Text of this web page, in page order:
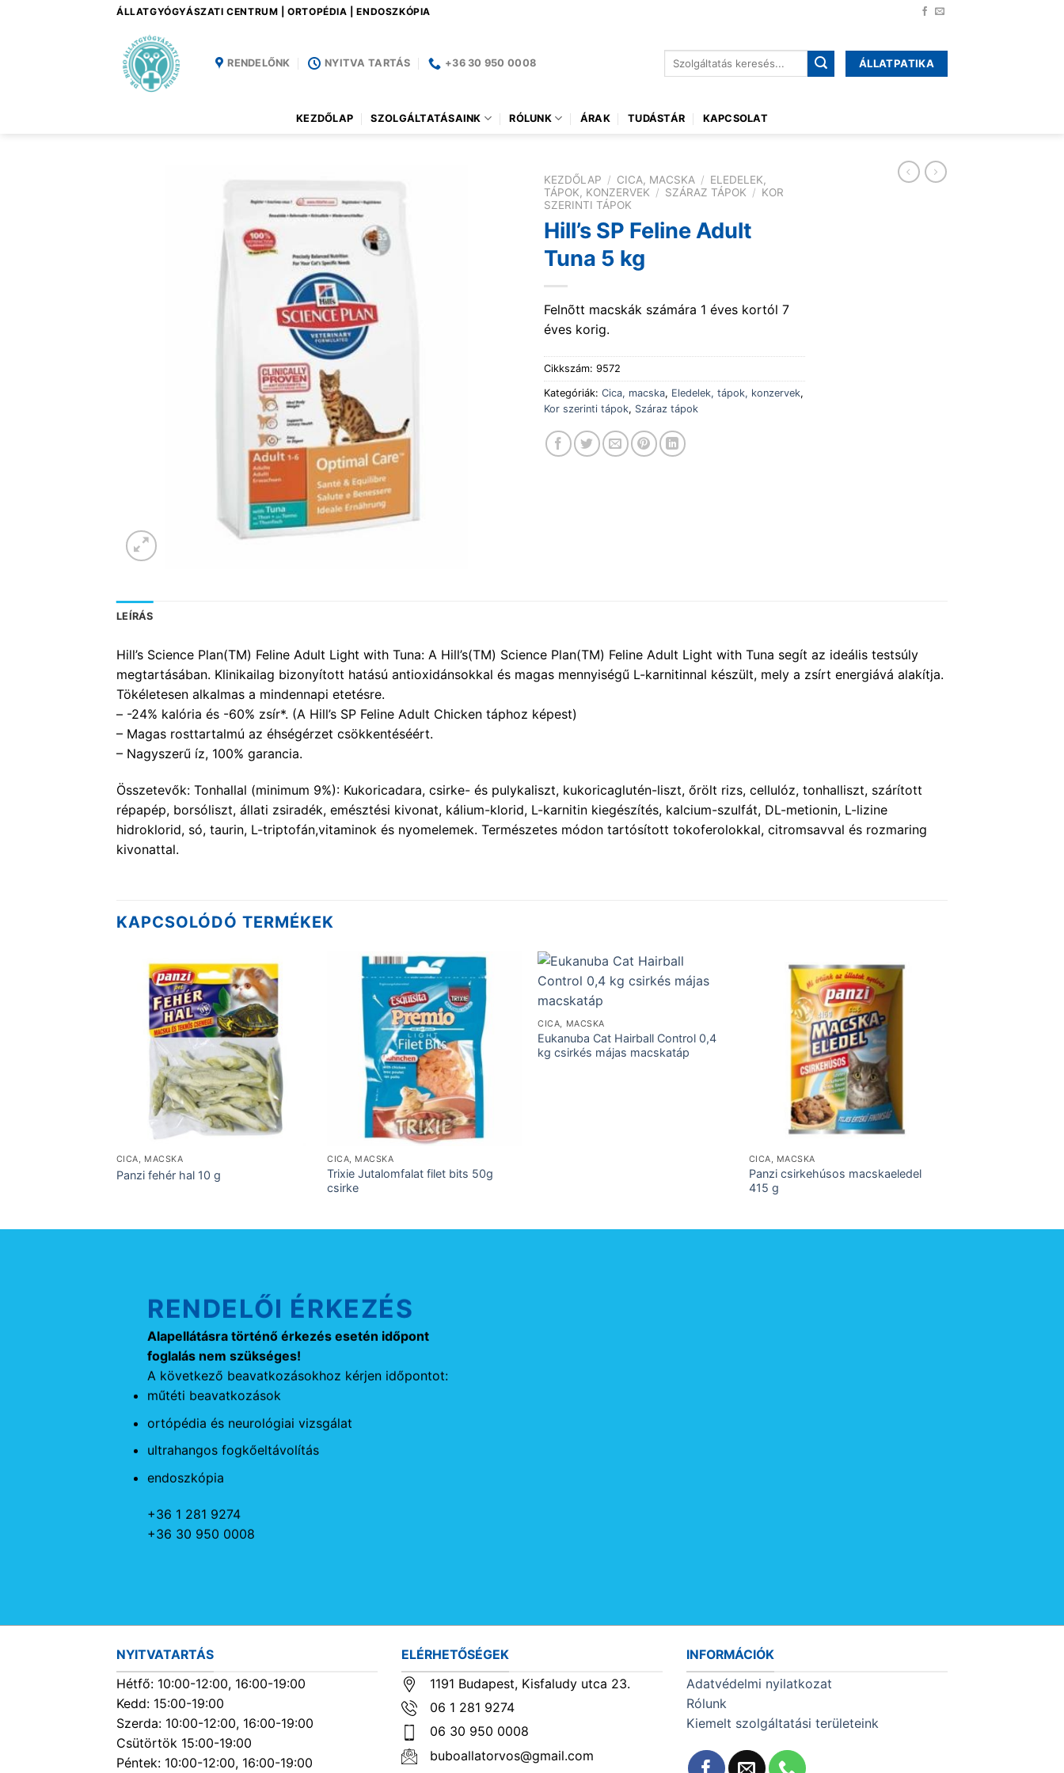
ÁLLATGYÓGYÁSZATI CENTRUM | ORTOPÉDIA | ENDOSZKÓPIA
RENDELŐNK NYITVA TARTÁS +36 30 950 0008
Keresés
ÁLLATPATIKA
KEZDŐLAP SZOLGÁLTATÁSAINK RÓLUNK ÁRAK TUDÁSTÁR KAPCSOLAT
KEZDŐLAP / CICA, MACSKA / ELEDELEK,
TÁPOK, KONZERVEK / SZÁRAZ TÁPOK / KOR
SZERINTI TÁPOK
Hill’s SP Feline Adult
Tuna 5 kg
Felnõtt macskák számára 1 éves kortól 7
éves korig.
Cikkszám: 9572
Kategóriák: Cica, macska, Eledelek, tápok, konzervek,
Kor szerinti tápok, Száraz tápok
LEÍRÁS
Hill’s Science Plan(TM) Feline Adult Light with Tuna: A Hill’s(TM) Science Plan(TM) Feline Adult Light with Tuna segít az ideális testsúly
megtartásában. Klinikailag bizonyított hatású antioxidánsokkal és magas mennyiségű L-karnitinnal készült, mely a zsírt energiává alakítja.
Tökéletesen alkalmas a mindennapi etetésre.
– -24% kalória és -60% zsír*. (A Hill’s SP Feline Adult Chicken táphoz képest)
– Magas rosttartalmú az éhségérzet csökkentéséért.
– Nagyszerű íz, 100% garancia.
Összetevők: Tonhallal (minimum 9%): Kukoricadara, csirke- és pulykaliszt, kukoricaglutén-liszt, őrölt rizs, cellulóz, tonhalliszt, szárított
répapép, borsóliszt, állati zsiradék, emésztési kivonat, kálium-klorid, L-karnitin kiegészítés, kalcium-szulfát, DL-metionin, L-lizine
hidroklorid, só, taurin, L-triptofán,vitaminok és nyomelemek. Természetes módon tartósított tokoferolokkal, citromsavval és rozmaring
kivonattal.
KAPCSOLÓDÓ TERMÉKEK
CICA, MACSKA
Panzi fehér hal 10 g
CICA, MACSKA
Trixie Jutalomfalat filet bits 50g
csirke
CICA, MACSKA
Eukanuba Cat Hairball Control 0,4
kg csirkés májas macskatáp
CICA, MACSKA
Panzi csirkehúsos macskaeledel
415 g
RENDELŐI ÉRKEZÉS
Alapellátásra történő érkezés esetén időpont
foglalás nem szükséges!
A következő beavatkozásokhoz kérjen időpontot:
műtéti beavatkozások
ortópédia és neurológiai vizsgálat
ultrahangos fogkőeltávolítás
endoszkópia
+36 1 281 9274
+36 30 950 0008
NYITVATARTÁS
Hétfő: 10:00-12:00, 16:00-19:00
Kedd: 15:00-19:00
Szerda: 10:00-12:00, 16:00-19:00
Csütörtök 15:00-19:00
Péntek: 10:00-12:00, 16:00-19:00
ELÉRHETŐSÉGEK
1191 Budapest, Kisfaludy utca 23.
06 1 281 9274
06 30 950 0008
buboallatorvos@gmail.com
INFORMÁCIÓK
Adatvédelmi nyilatkozat
Rólunk
Kiemelt szolgáltatási területeink